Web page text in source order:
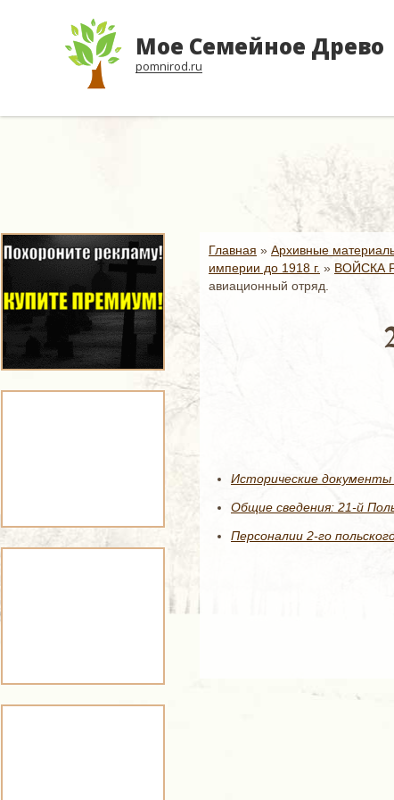
Мое Семейное Древо
pomnirod.ru
Главная » Архивные
империи до 1918 г. » ВОЙСКА
авиационный отряд.
Исторические документы
Общие сведения: 21-й
Персоналии 2-го